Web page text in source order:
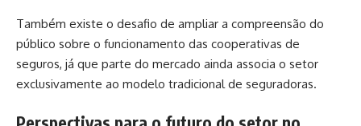
Também existe o desafio de ampliar a compreensão do
público sobre o funcionamento das cooperativas de
seguros, já que parte do mercado ainda associa o setor
exclusivamente ao modelo tradicional de seguradoras.